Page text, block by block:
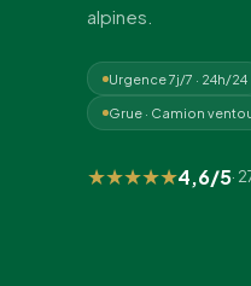
alpines.
Urgence 7j/7 · 24h/24
Grue · Camion
★★★★★4,6/5·